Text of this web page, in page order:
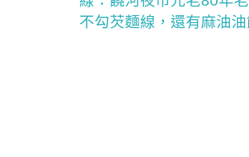
不勾芡麵線，還有麻油